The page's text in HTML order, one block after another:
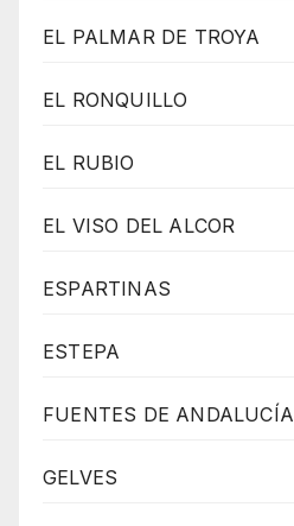
EL PALMAR DE TROYA
EL RONQUILLO
EL RUBIO
EL VISO DEL ALCOR
ESPARTINAS
ESTEPA
FUENTES DE ANDALUCÍA
GELVES